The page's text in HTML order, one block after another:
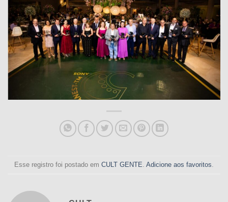
Esse registro foi postado em CULT GENTE Adicione aos favoritos